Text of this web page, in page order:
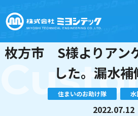
枚方市 S様よりアン
した。漏水
住まいのお助け隊 水
2022.07.12